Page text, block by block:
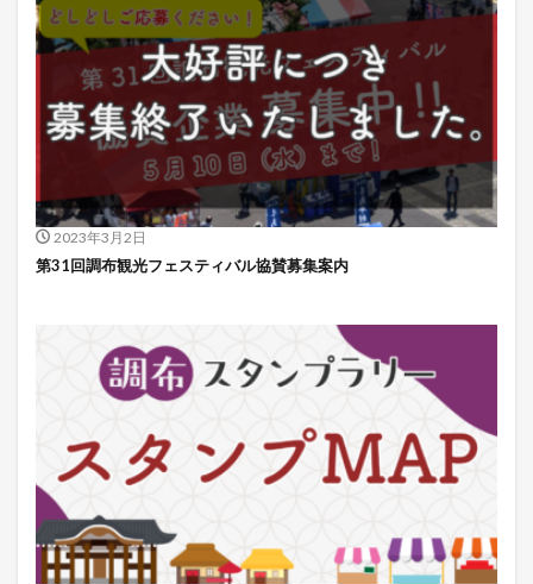
2023年3月2日
第31回調布観光フェスティバル協賛募集案内